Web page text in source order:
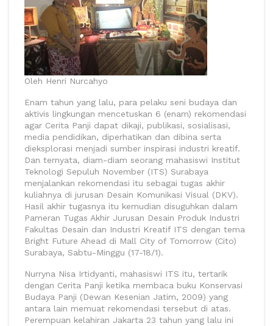
Oleh Henri Nurcahyo
Enam tahun yang lalu, para pelaku seni budaya dan
aktivis lingkungan mencetuskan 6 (enam) rekomendasi
agar Cerita Panji dapat dikaji, publikasi, sosialisasi,
media pendidikan, diperhatikan dan dibina serta
dieksplorasi menjadi sumber inspirasi industri kreatif.
Dan ternyata, diam-diam seorang mahasiswi Institut
Teknologi Sepuluh November (ITS) Surabaya
menjalankan rekomendasi itu sebagai tugas akhir
kuliahnya di jurusan Desain Komunikasi Visual (DKV).
Hasil akhir tugasnya itu kemudian disuguhkan dalam
Pameran Tugas Akhir Jurusan Desain Produk Industri
Fakultas Desain dan Industri Kreatif ITS dengan tema
Bright Future Ahead di Mall City of Tomorrow (Cito)
Surabaya, Sabtu-Minggu (17-18/1).
Nurryna Nisa Irtidyanti, mahasiswi ITS itu, tertarik
dengan Cerita Panji ketika membaca buku Konservasi
Budaya Panji (Dewan Kesenian Jatim, 2009) yang
antara lain memuat rekomendasi tersebut di atas.
Perempuan kelahiran Jakarta 23 tahun yang lalu ini